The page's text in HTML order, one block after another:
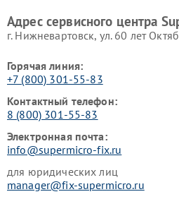
Адрес сервисного центра
г. Нижневартовск, ул. 60 лет
Горячая линия:
+7 (800) 301-55-83
Контактный телефон:
8 (800) 301-55-83
Электронная почта:
info@supermicro-fix.ru
для юридических лиц
manager@fix-supermicro.ru